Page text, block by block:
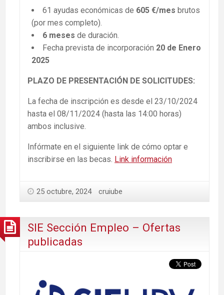
61 ayudas económicas de 605 €/mes brutos
(por mes completo).
6 meses de duración.
Fecha prevista de incorporación 20 de Enero
2025
PLAZO DE PRESENTACIÓN DE SOLICITUDES:
La fecha de inscripción es desde el 23/10/2024
hasta el 08/11/2024 (hasta las 14:00 horas)
ambos inclusive.
Infórmate en el siguiente link de cómo optar e
inscribirse en las becas. Link información
25 octubre, 2024 cruiube
SIE Sección Empleo – Ofertas
publicadas